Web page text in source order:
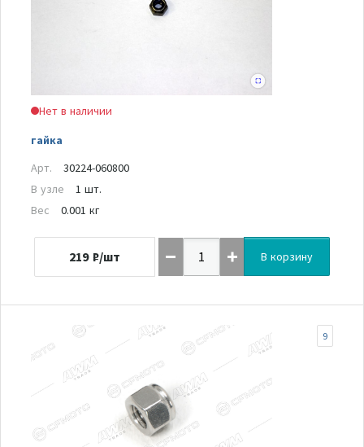
Нет в наличии
гайка
Арт.
30224-060800
В узле
1 шт.
Вес
0.001 кг
219 ₽/шт В корзину
9